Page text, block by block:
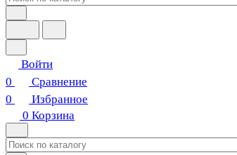
Войти
0
Сравнение
0
Избранное
0 Корзина